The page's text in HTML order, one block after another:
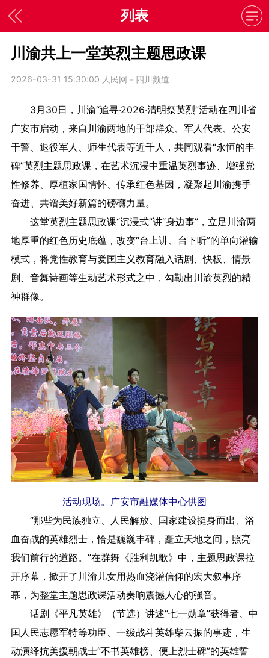
列表
川渝共上一堂英烈主题思政课
2026-03-31 15:30:00 人民网－四川频道
3月30日，川渝“追寻·2026·清明祭英烈”活动在四川省
广安市启动，来自川渝两地的干部群众、军人代表、公安
干警、退役军人、师生代表等近千人，共同观看“永恒的丰
碑”英烈主题思政课，在艺术沉浸中重温英烈事迹、增强党
性修养、厚植家国情怀、传承红色基因，凝聚起川渝携手
奋进、共谱美好新篇的磅礴力量。
这堂英烈主题思政课“沉浸式”讲“身边事”，立足川渝两
地厚重的红色历史底蕴，改变“台上讲、台下听”的单向灌输
模式，将党性教育与爱国主义教育融入话剧、快板、情景
剧、音舞诗画等生动艺术形式之中，勾勒出川渝英烈的精
神群像。
活动现场。广安市融媒体中心供图
“那些为民族独立、人民解放、国家建设挺身而出、浴
血奋战的英雄烈士，恰是巍巍丰碑，矗立天地之间，照亮
我们前行的道路。”在群舞《胜利凯歌》中，主题思政课拉
开序幕，掀开了川渝儿女用热血浇灌信仰的宏大叙事序
幕，为整堂主题思政课活动奏响震撼人心的强音。
话剧《平凡英雄》（节选）讲述“七一勋章”获得者、中
国人民志愿军特等功臣、一级战斗英雄柴云振的事迹，生
动演绎抗美援朝战士“不书英雄榜、便上烈士碑”的英雄誓